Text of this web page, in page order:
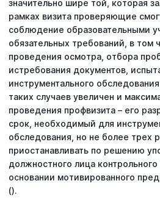
значительно шире той, которая
рамках визита проверяющие
соблюдение образовательными
обязательных требований, в том
проведения осмотра, отбора
истребования документов,
инструментального
таких случаев увеличен и
проведения профвизита – его
срок, необходимый для
обследования, но не более трех
приостанавливать по решению
должностного лица
основании мотивированного
().